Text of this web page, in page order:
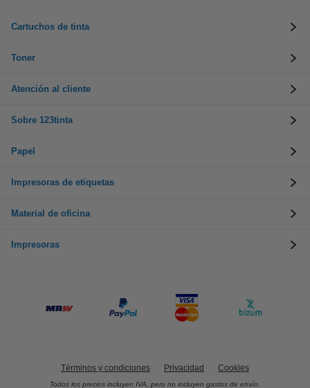
Cartuchos de tinta
Toner
Atención al cliente
Sobre 123tinta
Papel
Impresoras de etiquetas
Material de oficina
Impresoras
Términos y condiciones Privacidad Cookies
Todos los precios incluyen IVA, pero no incluyen gastos de envío.